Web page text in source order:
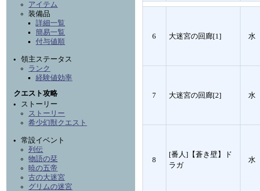
6 大迷宮の回廊[1] 水
7 大迷宮の回廊[2] 水
8
[番人]【蒼き壁】ド
ラガ
水
アイテム
装備品
詳細一覧
簡易一覧
付与値順
領主ステータス
ランク
経験値効率
クエスト攻略
ストーリー
ストーリー
希少幻獣クエスト
常設イベント
列伝
物語の栞
暁の五帝
古の大迷宮
グリムの迷宮